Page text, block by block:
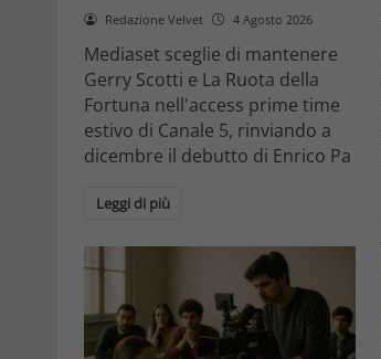
Redazione Velvet 4 Agosto 2026
Mediaset sceglie di mantenere
Gerry Scotti e La Ruota della
Fortuna nell'access prime time
estivo di Canale 5, rinviando a
dicembre il debutto di Enrico Pa
Leggi di più